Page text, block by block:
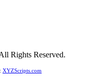
Rights Reserved.
XYZScripts.com